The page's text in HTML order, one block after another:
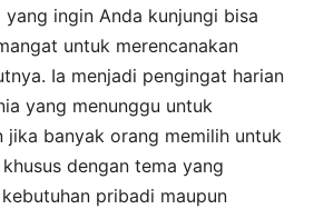
ingin Anda kunjungi bisa
untuk merencanakan
Ia menjadi pengingat harian
yang menunggu untuk
jika banyak orang memilih untuk
dengan tema yang
pribadi maupun